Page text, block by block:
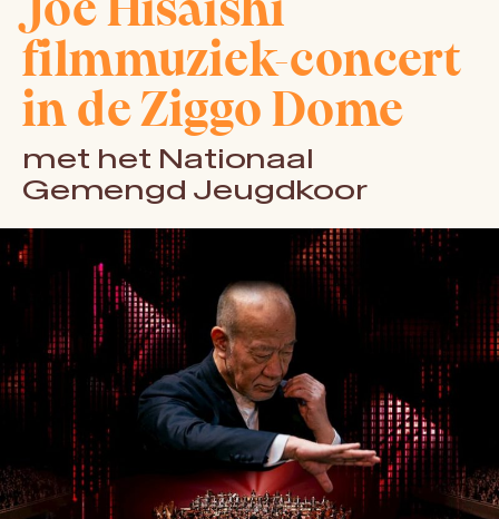
Joe Hisaishi
filmmuziek-concert
in de Ziggo Dome
met het Nationaal
Gemengd Jeugdkoor